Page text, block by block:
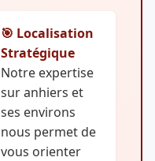
🎯 Localisation
Stratégique
Notre expertise
sur anhiers et
ses environs
nous permet de
vous orienter